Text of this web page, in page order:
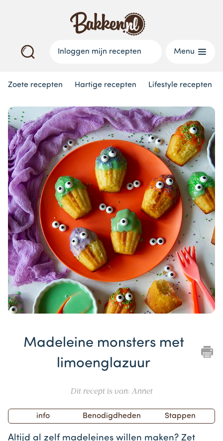
Inloggen mijn recepten Menu
Zoete recepten Hartige recepten Lifestyle recepten
Madeleine monsters met
limoenglazuur
Dit recept is van: Annet
info Benodigdheden Stappen
Altijd al zelf madeleines willen maken? Zet